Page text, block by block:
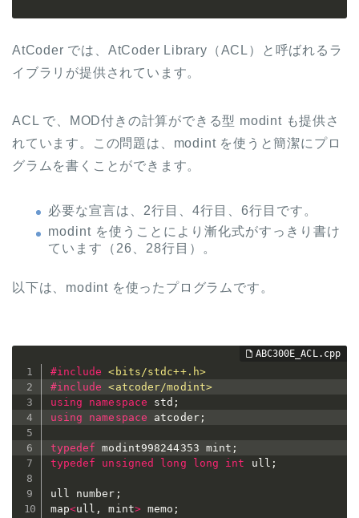
AtCoder では、AtCoder Library（ACL）と呼ばれるラ
イブラリが提供されています。
ACL で、MOD付きの計算ができる型 modint も提供さ
れています。この問題は、modint を使うと簡潔にプロ
グラムを書くことができます。
必要な宣言は、2行目、4行目、6行目です。
modint を使うことにより漸化式がすっきり書け
ています（26、28行目）。
以下は、modint を使ったプログラムです。
#include
<bits/stdc++.h>
#include
<atcoder/modint>
using
namespace std ;
using
namespace atcoder;
typedef modint998244353 mint ;
typedef
unsigned long long int ull ;
ull number ;
map<ull , mint> memo ;